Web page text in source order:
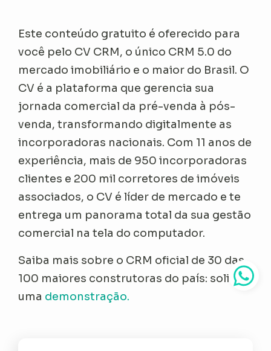
Este conteúdo gratuito é oferecido para
você pelo CV CRM, o único CRM 5.0 do
mercado imobiliário e o maior do Brasil. O
CV é a plataforma que gerencia sua
jornada comercial da pré-venda à pós-
venda, transformando digitalmente as
incorporadoras nacionais. Com 11 anos de
experiência, mais de 950 incorporadoras
clientes e 200 mil corretores de imóveis
associados, o CV é líder de mercado e te
entrega um panorama total da sua gestão
comercial na tela do computador.
Saiba mais sobre o CRM oficial de 30 das
100 maiores construtoras do país: solicite
uma demonstração.